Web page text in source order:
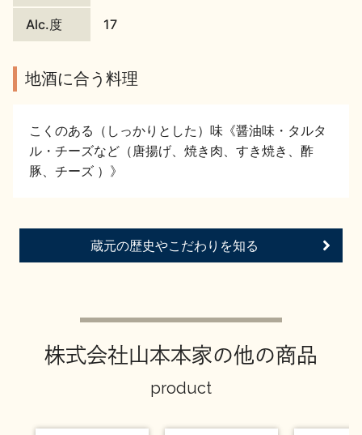
地酒・イベント情報
イベント情報TOP 新商品・おすすめ商品
Alc.度 17
地酒に合う料理
こくのある（しっかりとした）味《醤油味・タルタ
ル・チーズなど（唐揚げ、焼き肉、すき焼き、酢
豚、チーズ ）》
蔵元の歴史やこだわりを知る
株式会社山本本家の他の商品
product